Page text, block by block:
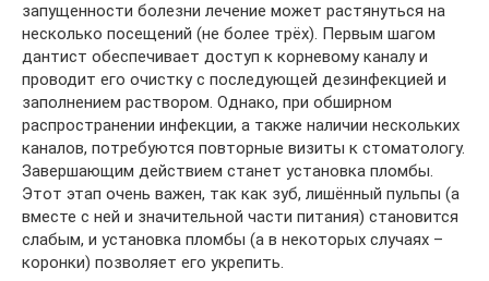
запущенности болезни лечение может растянуться на
несколько посещений (не более трёх). Первым шагом
дантист обеспечивает доступ к корневому каналу и
проводит его очистку с последующей дезинфекцией и
заполнением раствором. Однако, при обширном
распространении инфекции, а также наличии нескольких
каналов, потребуются повторные визиты к стоматологу.
Завершающим действием станет установка пломбы.
Этот этап очень важен, так как зуб, лишённый пульпы (а
вместе с ней и значительной части питания) становится
слабым, и установка пломбы (а в некоторых случаях –
коронки) позволяет его укрепить.